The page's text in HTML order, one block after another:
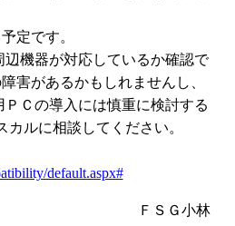
定です。
機器が対応しているか確認で
害があるかもしれませんし、
Ｃの導入には慎重に検討する
ルに相談してください。
default.aspx#
ＦＳＧ小林